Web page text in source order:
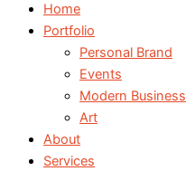
Home
Portfolio
Personal Brand
Events
Modern Business
Art
About
Services